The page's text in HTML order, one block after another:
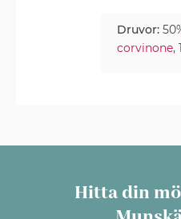
Druvor:
corvinone,
Hitta din